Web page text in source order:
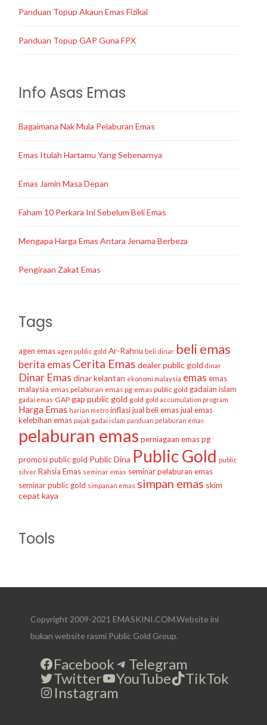
Panduan Topup Akaun Emas Fizikal
Panduan Topup GAP Guna FPX
Info Asas Emas
Bagaimana Nak Mula Pelaburan Emas
Emas Itulah Hartamu Yang Sebenarnya
Emas Jamin Masa Depan
Faham 10 Perkara Ini Sebelum Beli Emas
Mengapa Harga Emas Antara Jenama Berbeza
Pengiraan Zakat Emas
Tags
agen emas agen public gold Ar-Rahnu beli dinar beli emas
berita emas Cerita Emas dealer public gold dinar
Dinar Emas dinar kelantan ekonomi malaysia emas emas
malaysia emas pelaburan emas pg emas public gold gadaian islam
gadai emas GAP gap public gold gold gold accumulation program
Harga Emas harian metro inflasijual beli emasjual emas
kelebihan emas pajak gadai islam panduan pelaburan emas
pelaburan emas perniagaan emaspg
promosi public gold Public Dina Public Gold public
silver Rahsia Emas seminar emas seminar pelaburan emas
seminar public gold simpanan emas simpan emas skim
cepat kaya
Tools
Copyright 2009-2021 EMASKINI.COM.Website ini
bukan website rasmi Public Gold Group.
Facebook
Telegram
Twitter
YouTube
TikTok
Instagram